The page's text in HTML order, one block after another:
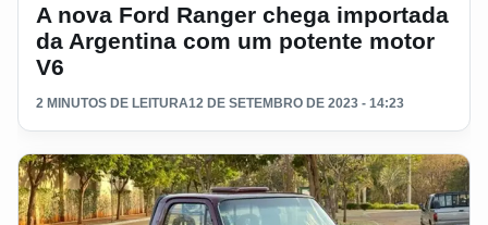
A nova Ford Ranger chega importada
da Argentina com um potente motor
V6
2 MINUTOS DE LEITURA12 DE SETEMBRO DE 2023 - 14:23